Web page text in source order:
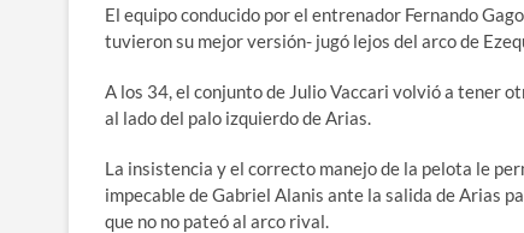
El equipo conducido por el entrenador Fernando
tuvieron su mejor versión- jugó lejos del arco de
A los 34, el conjunto de Julio Vaccari volvió a tener
al lado del palo izquierdo de Arias.
La insistencia y el correcto manejo de la pelota le
impecable de Gabriel Alanis ante la salida de Arias
que no no pateó al arco rival.